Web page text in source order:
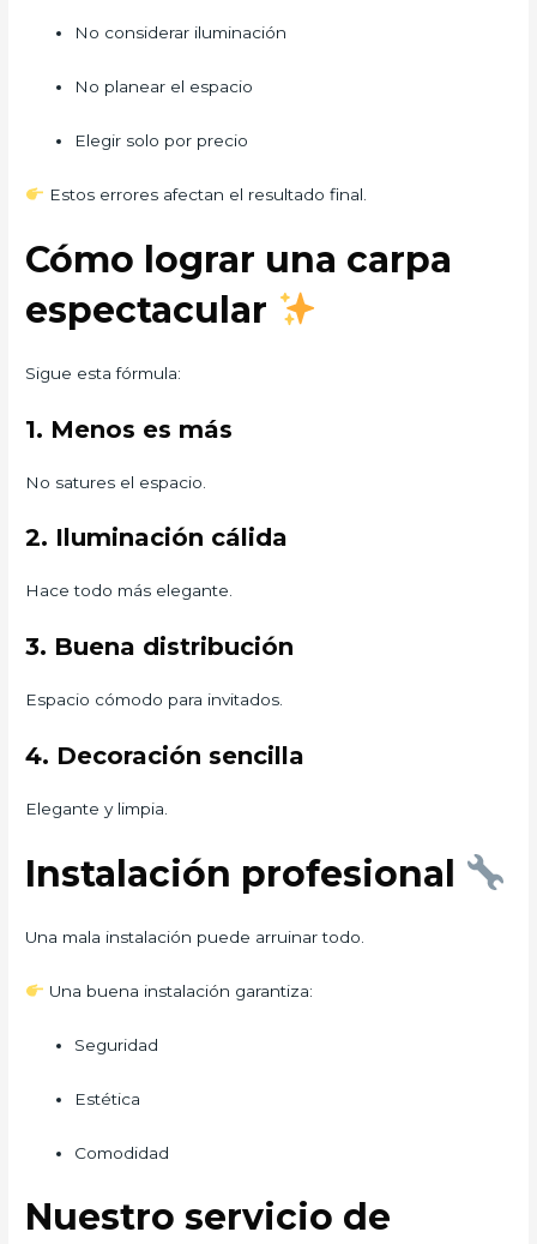
No considerar iluminación
No planear el espacio
Elegir solo por precio
Estos errores afectan el resultado final.
Cómo lograr una carpa
espectacular
Sigue esta fórmula:
1. Menos es más
No satures el espacio.
2. Iluminación cálida
Hace todo más elegante.
3. Buena distribución
Espacio cómodo para invitados.
4. Decoración sencilla
Elegante y limpia.
Instalación profesional
Una mala instalación puede arruinar todo.
Una buena instalación garantiza:
Seguridad
Estética
Comodidad
Nuestro servicio de